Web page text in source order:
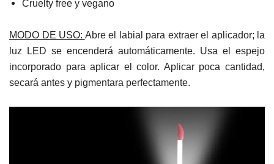
Cruelty free y vegano
MODO DE USO: Abre el labial para extraer el aplicador; la
luz LED se encenderá automáticamente. Usa el espejo
incorporado para aplicar el color. Aplicar poca cantidad,
secará antes y pigmentara perfectamente.